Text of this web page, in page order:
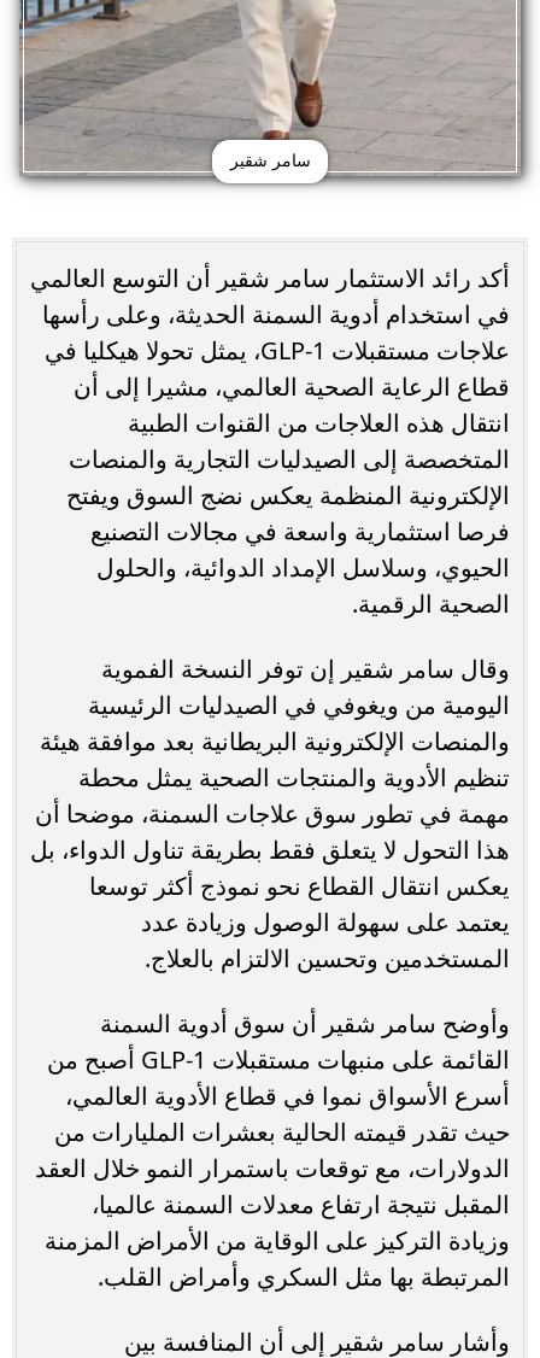
سامر شقير
أكد رائد الاستثمار سامر شقير أن التوسع العالمي
في استخدام أدوية السمنة الحديثة، وعلى رأسها
علاجات مستقبلات GLP-1، يمثل تحولا هيكليا في
قطاع الرعاية الصحية العالمي، مشيرا إلى أن
انتقال هذه العلاجات من القنوات الطبية
المتخصصة إلى الصيدليات التجارية والمنصات
الإلكترونية المنظمة يعكس نضج السوق ويفتح
فرصا استثمارية واسعة في مجالات التصنيع
الحيوي، وسلاسل الإمداد الدوائية، والحلول
الصحية الرقمية.
وقال سامر شقير إن توفر النسخة الفموية
اليومية من ويغوفي في الصيدليات الرئيسية
والمنصات الإلكترونية البريطانية بعد موافقة هيئة
تنظيم الأدوية والمنتجات الصحية يمثل محطة
مهمة في تطور سوق علاجات السمنة، موضحا أن
هذا التحول لا يتعلق فقط بطريقة تناول الدواء، بل
يعكس انتقال القطاع نحو نموذج أكثر توسعا
يعتمد على سهولة الوصول وزيادة عدد
المستخدمين وتحسين الالتزام بالعلاج.
وأوضح سامر شقير أن سوق أدوية السمنة
القائمة على منبهات مستقبلات GLP-1 أصبح من
أسرع الأسواق نموا في قطاع الأدوية العالمي،
حيث تقدر قيمته الحالية بعشرات المليارات من
الدولارات، مع توقعات باستمرار النمو خلال العقد
المقبل نتيجة ارتفاع معدلات السمنة عالميا،
وزيادة التركيز على الوقاية من الأمراض المزمنة
المرتبطة بها مثل السكري وأمراض القلب.
وأشار سامر شقير إلى أن المنافسة بين